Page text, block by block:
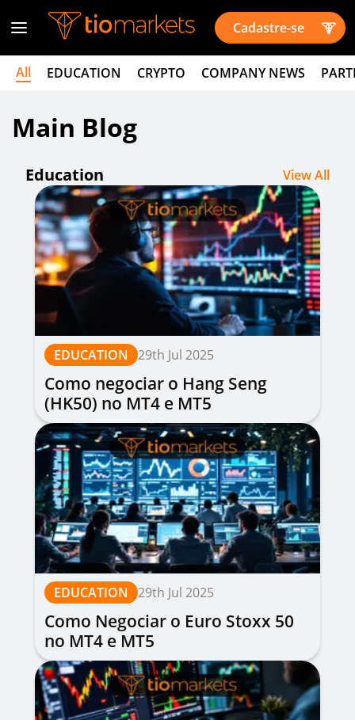
Cadastre-se
All EDUCATION CRYPTO COMPANY NEWS
Main Blog
Education View All
EDUCATION 29th Jul 2025
Como negociar o Hang Seng
(HK50) no MT4 e MT5
EDUCATION 29th Jul 2025
Como Negociar o Euro Stoxx 50
no MT4 e MT5